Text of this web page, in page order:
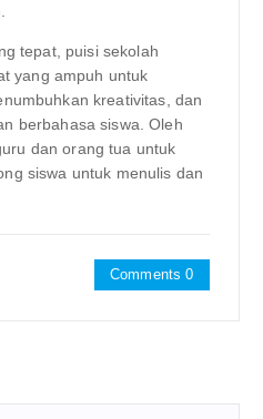
tepat, puisi sekolah
yang ampuh untuk
kreativitas, dan
berbahasa siswa. Oleh
dan orang tua untuk
siswa untuk menulis dan
Comments 0